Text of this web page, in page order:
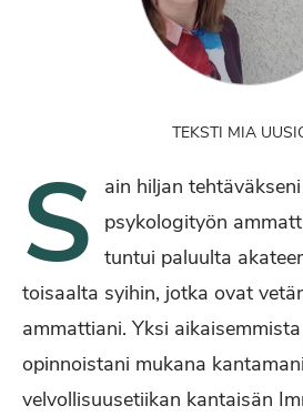
TEKSTI MIA
S
ain hiljan
psykologityön
tuntui paluulta
toisaalta syihin, jotka ovat
ammattiani. Yksi
opinnoistani mukana
velvollisuusetiikan kantaisän